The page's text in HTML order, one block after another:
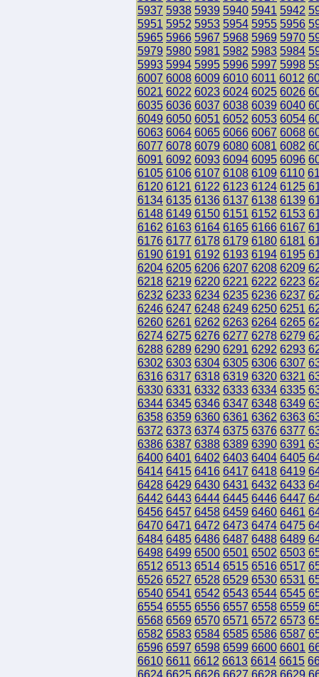
5937 5938 5939 5940 5941 5942
5951 5952 5953 5954 5955 5956
5965 5966 5967 5968 5969 5970
5979 5980 5981 5982 5983 5984
5993 5994 5995 5996 5997 5998
6007 6008 6009 6010 6011 6012
6021 6022 6023 6024 6025 6026
6035 6036 6037 6038 6039 6040
6049 6050 6051 6052 6053 6054
6063 6064 6065 6066 6067 6068
6077 6078 6079 6080 6081 6082
6091 6092 6093 6094 6095 6096
6105 6106 6107 6108 6109 6110
6120 6121 6122 6123 6124 6125
6134 6135 6136 6137 6138 6139
6148 6149 6150 6151 6152 6153
6162 6163 6164 6165 6166 6167
6176 6177 6178 6179 6180 6181
6190 6191 6192 6193 6194 6195
6204 6205 6206 6207 6208 6209
6218 6219 6220 6221 6222 6223
6232 6233 6234 6235 6236 6237
6246 6247 6248 6249 6250 6251
6260 6261 6262 6263 6264 6265
6274 6275 6276 6277 6278 6279
6288 6289 6290 6291 6292 6293
6302 6303 6304 6305 6306 6307
6316 6317 6318 6319 6320 6321
6330 6331 6332 6333 6334 6335
6344 6345 6346 6347 6348 6349
6358 6359 6360 6361 6362 6363
6372 6373 6374 6375 6376 6377
6386 6387 6388 6389 6390 6391
6400 6401 6402 6403 6404 6405
6414 6415 6416 6417 6418 6419
6428 6429 6430 6431 6432 6433
6442 6443 6444 6445 6446 6447
6456 6457 6458 6459 6460 6461
6470 6471 6472 6473 6474 6475
6484 6485 6486 6487 6488 6489
6498 6499 6500 6501 6502 6503
6512 6513 6514 6515 6516 6517
6526 6527 6528 6529 6530 6531
6540 6541 6542 6543 6544 6545
6554 6555 6556 6557 6558 6559
6568 6569 6570 6571 6572 6573
6582 6583 6584 6585 6586 6587
6596 6597 6598 6599 6600 6601
6610 6611 6612 6613 6614 6615
6624 6625 6626 6627 6628 6629